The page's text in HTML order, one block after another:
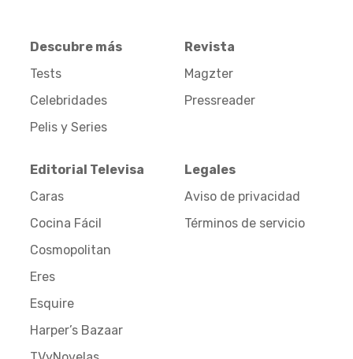
Descubre más
Tests
Celebridades
Pelis y Series
Revista
Magzter
Pressreader
Editorial Televisa
Caras
Cocina Fácil
Cosmopolitan
Eres
Esquire
Harper’s Bazaar
Legales
Aviso de privacidad
Términos de servicio